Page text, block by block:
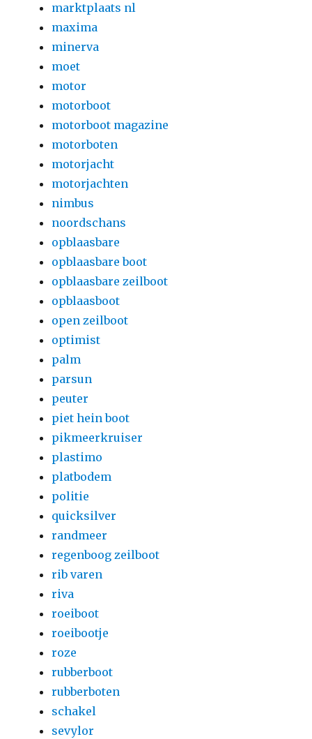
marktplaats nl
maxima
minerva
moet
motor
motorboot
motorboot magazine
motorboten
motorjacht
motorjachten
nimbus
noordschans
opblaasbare
opblaasbare boot
opblaasbare zeilboot
opblaasboot
open zeilboot
optimist
palm
parsun
peuter
piet hein boot
pikmeerkruiser
plastimo
platbodem
politie
quicksilver
randmeer
regenboog zeilboot
rib varen
riva
roeiboot
roeibootje
roze
rubberboot
rubberboten
schakel
sevylor